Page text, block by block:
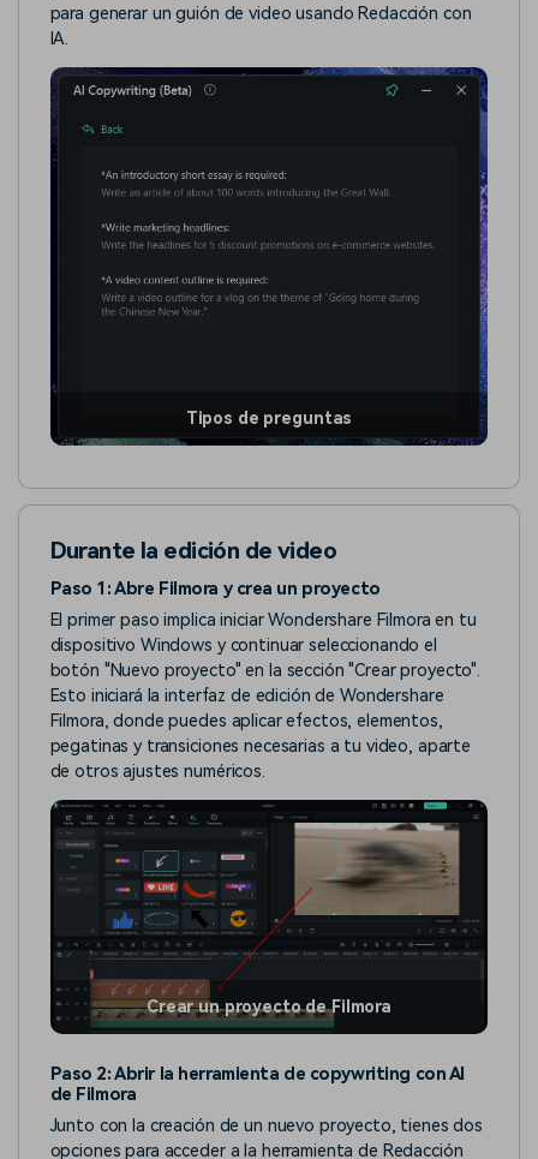
para generar un guión de video usando Redacción con
IA.
Tipos de preguntas
Durante la edición de video
Paso 1: Abre Filmora y crea un proyecto
El primer paso implica iniciar Wondershare Filmora en tu
dispositivo Windows y continuar seleccionando el
botón "Nuevo proyecto" en la sección "Crear proyecto".
Esto iniciará la interfaz de edición de Wondershare
Filmora, donde puedes aplicar efectos, elementos,
pegatinas y transiciones necesarias a tu video, aparte
de otros ajustes numéricos.
Crear un proyecto de Filmora
Paso 2: Abrir la herramienta de copywriting con AI
de Filmora
Junto con la creación de un nuevo proyecto, tienes dos
opciones para acceder a la herramienta de Redacción